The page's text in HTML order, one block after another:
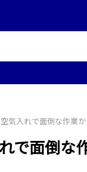
気入れで面倒な作業
で面倒な